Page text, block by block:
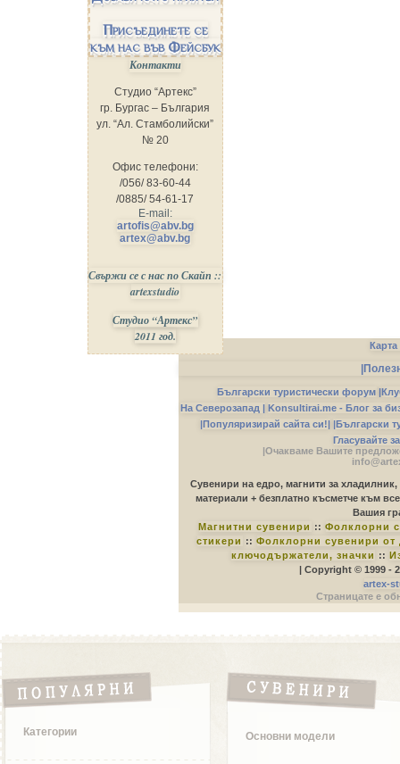
Присъединете се
към нас във Фейсбук
Контакти
Студио “Артекс”
гр. Бургас – България
ул. “Ал. Стамболийски”
№ 20
Офис телефони:
/056/ 83-60-44
/0885/ 54-61-17
E-mail:
artofis@abv.bg
artex@abv.bg
Свържи се с нас по Скайп ::
artexstudio
Студио “Артекс”
2011 год.
Български туристически форум |
На Северозапад | Konsultirai.me - Блог за
|Популяризирай сайта си!| |Български
Гласувайте
|Очакваме Вашите
Сувенири на едро, магнити за
материали + безплатно късметче към
Вашия
Магнитни сувенири :: Фолклорни
стикери :: Фолклорни сувенири
ключодържатели, значки ::
| Copyright © 1999 -
artex-
Страницате е
Категории Основни модели